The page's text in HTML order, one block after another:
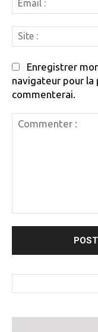
Enregistrer
navigateur pour la
commenterai.